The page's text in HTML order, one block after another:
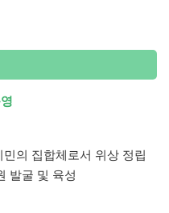
의 집합체로서 위상 정립
발굴 및 육성